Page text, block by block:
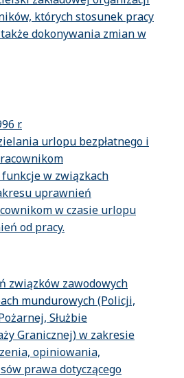
których stosunek pracy
dokonywania zmian w
r.
urlopu bezpłatnego i
funkcje w związkach
uprawnień
w czasie urlopu
od pracy.
związków zawodowych
mundurowych (Policji,
Służbie
Granicznej) w zakresie
opiniowania,
prawa dotyczącego